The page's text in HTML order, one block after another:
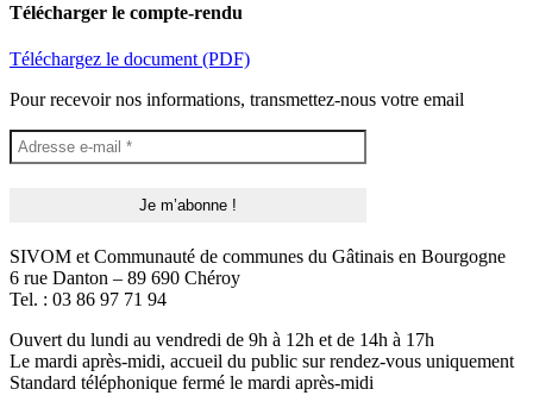
Télécharger le compte-rendu
Téléchargez le document (PDF)
Pour recevoir nos informations, transmettez-nous votre email
SIVOM et Communauté de communes du Gâtinais en Bourgogne
6 rue Danton – 89 690 Chéroy
Tel. : 03 86 97 71 94
Ouvert du lundi au vendredi de 9h à 12h et de 14h à 17h
Le mardi après-midi, accueil du public sur rendez-vous uniquement
Standard téléphonique fermé le mardi après-midi